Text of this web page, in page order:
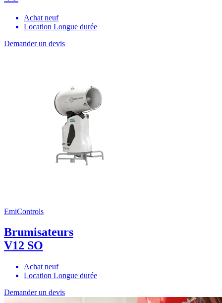
Achat neuf
Location Longue durée
Demander un devis
EmiControls
Brumisateurs
V12 SO
Achat neuf
Location Longue durée
Demander un devis